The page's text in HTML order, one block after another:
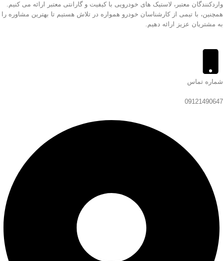
واردکنندگان معتبر، لاستیک های خودرویی با کیفیت و گارانتی معتبر ارائه می کنیم.
همچنین، با تیمی از کارشناسان خودرو همواره در تلاش هستیم تا بهترین مشاوره را
به مشتریان عزیز ارائه دهیم.
شماره تماس
09121490647